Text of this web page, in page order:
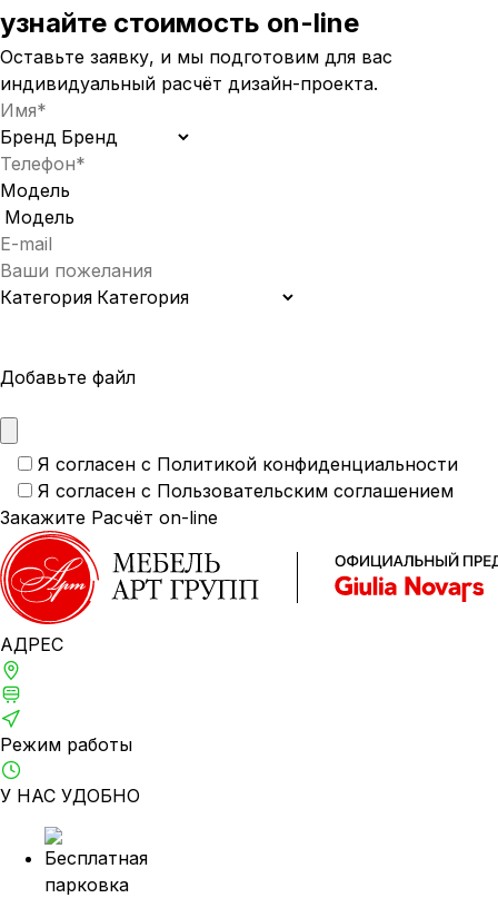
узнайте стоимость on-line
Оставьте заявку, и мы подготовим для вас
индивидуальный расчёт дизайн-проекта.
Бренд
Модель
Категория
Добавьте файл
Я согласен с Политикой конфиденциальности
Я согласен с Пользовательским соглашением
АДРЕС
Режим работы
У НАС УДОБНО